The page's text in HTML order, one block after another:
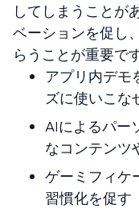
してしまうことが
ベーションを促し
らうことが重要です
アプリ内デモ
ズに使いこな
AIによるパー
なコンテンツ
ゲーミフィケ
習慣化を促す